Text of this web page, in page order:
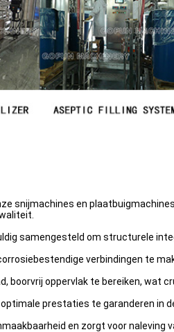
snijmachines en
samengesteld om structurele
verbindingen te
boorvrij oppervlak te bereiken, wat
prestaties te garanderen in
en zorgt voor naleving